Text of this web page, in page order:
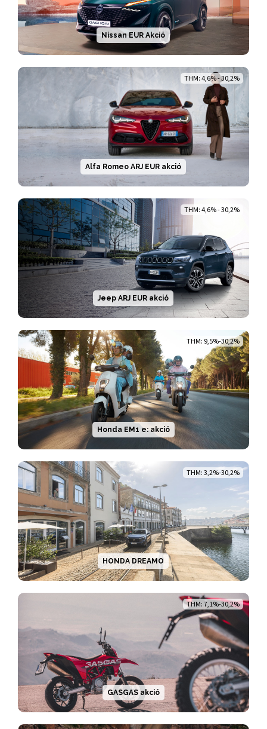
Nissan EUR Akció
THM: 4,6% - 30,2%
Alfa Romeo ARJ EUR akció
THM: 4,6% - 30,2%
Jeep ARJ EUR akció
THM: 9,5%-30,2%
Honda EM1 e: akció
THM: 3,2%-30,2%
HONDA DREAMO
THM: 7,1%-30,2%
GASGAS akció